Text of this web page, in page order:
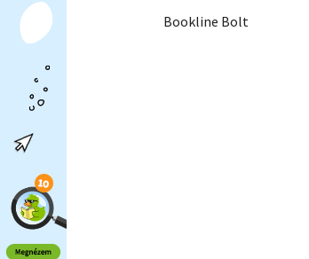
Bookline Bolt